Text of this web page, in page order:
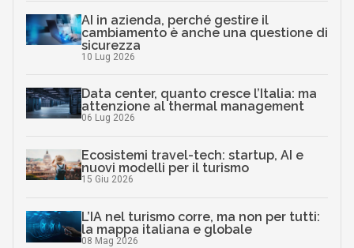
AI in azienda, perché gestire il
cambiamento è anche una questione di
sicurezza
10 Lug 2026
Data center, quanto cresce l’Italia: ma
attenzione al thermal management
06 Lug 2026
Ecosistemi travel-tech: startup, AI e
nuovi modelli per il turismo
15 Giu 2026
L’IA nel turismo corre, ma non per tutti:
la mappa italiana e globale
08 Mag 2026